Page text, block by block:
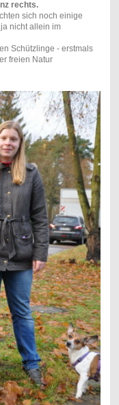
rechts.
sich noch einige
nicht allein im
Schützlinge - erstmals
freien Natur